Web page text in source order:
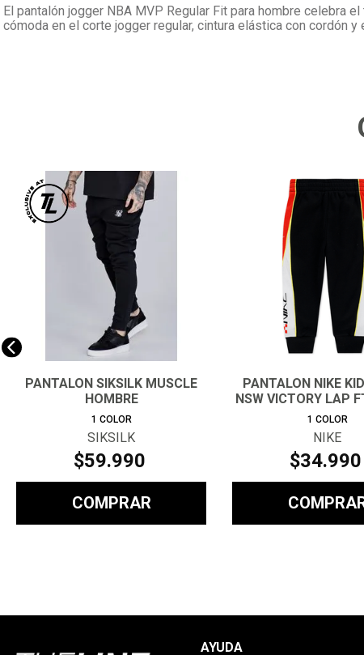
El pantalón jogger NBA MVP Regular Fit para hombre
cómoda en el corte jogger regular, cintura elástica con cordón y
PANTALON SIKSILK MUSCLE
HOMBRE
1 COLOR
SIKSILK
$59.990
COMPRAR
PANTALON NIKE
NSW VICTORY LAP
1 COLOR
NIKE
$34.990
AYUDA